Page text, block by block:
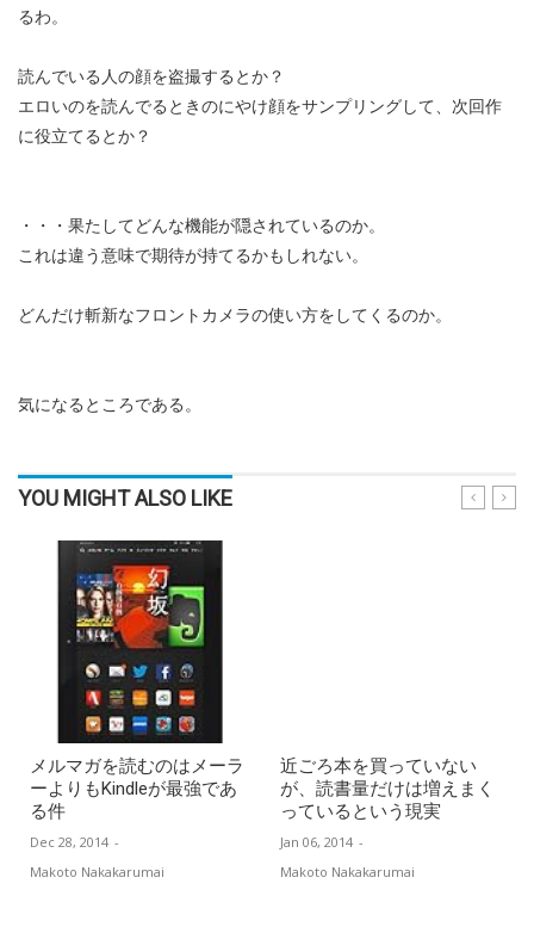
るわ。
読んでいる人の顔を盗撮するとか？
エロいのを読んでるときのにやけ顔をサンプリングして、次回作
に役立てるとか？
・・・果たしてどんな機能が隠されているのか。
これは違う意味で期待が持てるかもしれない。
どんだけ斬新なフロントカメラの使い方をしてくるのか。
気になるところである。
YOU MIGHT ALSO LIKE
メルマガを読むのはメーラ
ーよりもKindleが最強であ
る件
Dec 28, 2014 -
Makoto Nakakarumai
近ごろ本を買っていない
が、読書量だけは増えまく
っているという現実
Jan 06, 2014 -
Makoto Nakakarumai